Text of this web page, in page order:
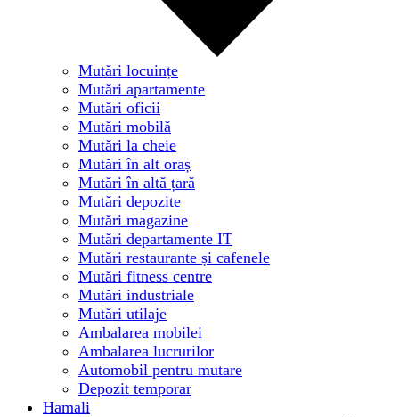
Mutări locuințe
Mutări apartamente
Mutări oficii
Mutări mobilă
Mutări la cheie
Mutări în alt oraș
Mutări în altă țară
Mutări depozite
Mutări magazine
Mutări departamente IT
Mutări restaurante și cafenele
Mutări fitness centre
Mutări industriale
Mutări utilaje
Ambalarea mobilei
Ambalarea lucrurilor
Automobil pentru mutare
Depozit temporar
Hamali